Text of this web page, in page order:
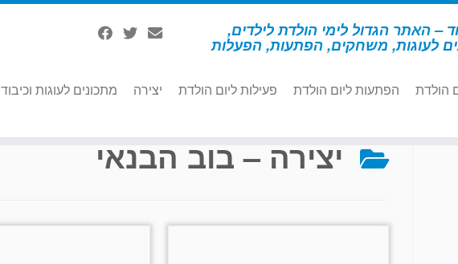
– האתר הגדול לימי הולדת לילדים,
לעוגות, משחקים, הפתעות, הפעלות
הולדת הפתעות ליום הולדת פעילות ליום הולדת יצירה
מתכונים לעוגות וכיבוד
יצירה – בוב הבנאי